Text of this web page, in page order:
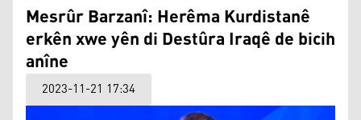
Mesrûr Barzanî: Herêma Kurdistanê
erkên xwe yên di Destûra Iraqê de bicih
anîne
2023-11-21 17:34